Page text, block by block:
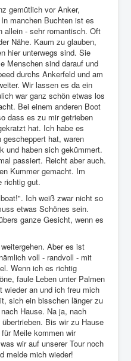
gemütlich vor Anker,
manchen Buchten ist es
allein - sehr romantisch. Oft
Nähe. Kaum zu glauben,
hier unterwegs sind. Sie
Menschen sind darauf und
durchs Ankerfeld und am
Wir lassen es da ein
war ganz schön etwas los
Bei einem anderen Boot
dass es zu mir getrieben
hat. Ich habe es
hat, waren
und haben sich gekümmert.
passiert. Reicht aber auch.
Kummer gemacht. Im
richtig gut.
Ich weiß zwar nicht so
etwas Schönes sein.
ganze Gesicht, wenn es
Aber es ist
voll - randvoll - mit
Wenn ich es richtig
faule Leben unter Palmen
wieder an und ich freu mich
sich ein bisschen länger zu
Hause. Na ja, nach
Bis wir zu Hause
Meile kommen wir
wir auf unserer Tour noch
melde mich wieder!